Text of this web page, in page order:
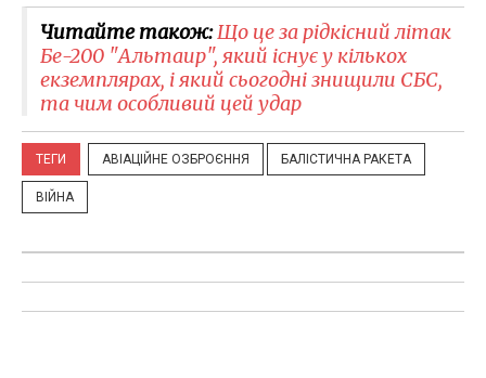
Читайте також:Що це за рідкісний літак
Бе-200 "Альтаир", який існує у кількох
екземплярах, і який сьогодні знищили СБС,
та чим особливий цей удар
ТЕГИ АВІАЦІЙНЕ ОЗБРОЄННЯ БАЛІСТИЧНА РАКЕТА
ВІЙНА